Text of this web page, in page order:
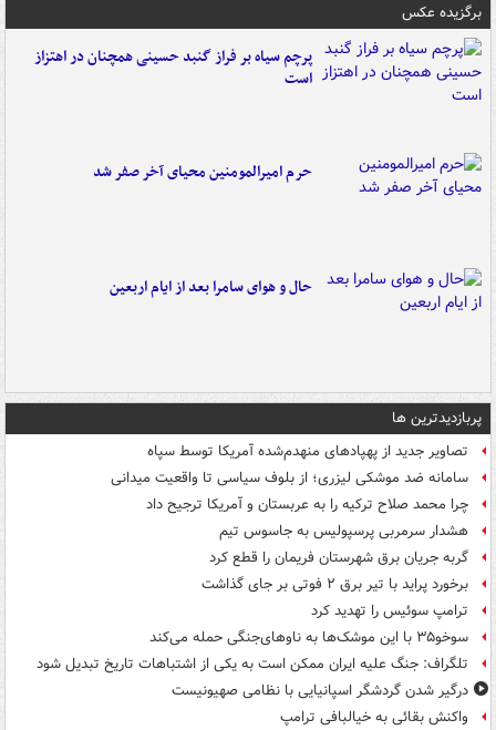
برگزیده عکس
پرچم سیاه بر فراز گنبد حسینی همچنان در اهتزاز
است
حرم امیرالمومنین محیای آخر صفر شد
حال و هوای سامرا بعد از ایام اربعین
پربازدیدترین ها
تصاویر جدید از پهپادهای منهدم‌شده آمریکا توسط سپاه
سامانه ضد موشکی لیزری؛ از بلوف سیاسی تا واقعیت میدانی
چرا محمد صلاح ترکیه را به عربستان و آمریکا ترجیح داد
هشدار سرمربی پرسپولیس به جاسوس تیم
گربه جریان برق شهرستان فریمان را قطع کرد
برخورد پراید با تیر برق ۲ فوتی بر جای گذاشت
ترامپ سوئیس را تهدید کرد
سوخو۳۵ با این موشک‌ها به ناوهای‌جنگی حمله می‌کند
تلگراف: جنگ علیه ایران ممکن است به یکی از اشتباهات تاریخ تبدیل شود
درگیر شدن گردشگر اسپانیایی با نظامی صهیونیست
واکنش بقائی به خیالبافی ترامپ